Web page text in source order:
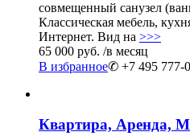
совмещенный санузел
Классическая мебель,
Интернет. Вид на >>>
65 000 руб. /в месяц
В избранное✆ +7 495 777-
Квартира, Аренда,